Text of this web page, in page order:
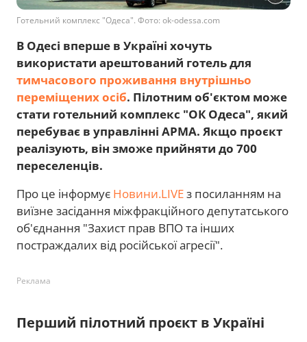
Готельний комплекс "Одеса". Фото: ok-odessa.com
В Одесі вперше в Україні хочуть
використати арештований готель для
тимчасового проживання внутрішньо
переміщених осіб. Пілотним об'єктом може
стати готельний комплекс "ОК Одеса", який
перебуває в управлінні АРМА. Якщо проєкт
реалізують, він зможе прийняти до 700
переселенців.
Про це інформує Новини.LIVEз посиланням на
виїзне засідання міжфракційного депутатського
об'єднання "Захист прав ВПО та інших
постраждалих від російської агресії".
Реклама
Перший пілотний проєкт в Україні